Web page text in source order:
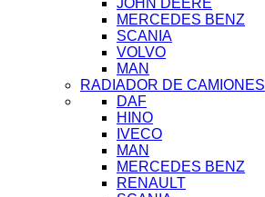
JOHN DEERE
MERCEDES BENZ
SCANIA
VOLVO
MAN
RADIADOR DE CAMIONES
DAF
HINO
IVECO
MAN
MERCEDES BENZ
RENAULT